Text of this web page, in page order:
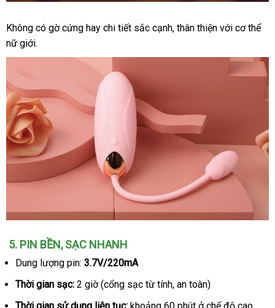
rung
điều
khiển
xa
VIOTEC
violet
sang
trọng
món
ý
Không có gờ cứng hay chi tiết sắc cạnhở
tốt
, thân thiện ở
tốt
với cơ thể
nữ giới.
Trứng
rung
Viotec
Violet
5nhận
hàng
. PIN BỀNNhật
Bản
, SẠC NHANH
Dung lượng pin: 3.7V/220mA
Thời gian sạc: 2 giờ (cổng sạc từ tínhsửa
chữa
, an toàn)